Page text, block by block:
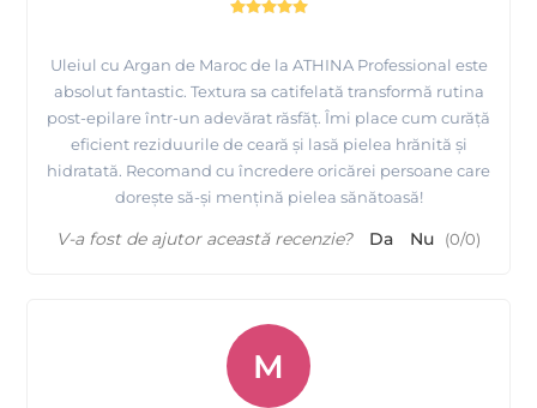
Uleiul cu Argan de Maroc de la ATHINA Professional este
absolut fantastic. Textura sa catifelată transformă rutina
post-epilare într-un adevărat răsfăț. Îmi place cum curăță
eficient reziduurile de ceară și lasă pielea hrănită și
hidratată. Recomand cu încredere oricărei persoane care
dorește să-și mențină pielea sănătoasă!
V-a fost de ajutor această recenzie? Da Nu (0/0)
M